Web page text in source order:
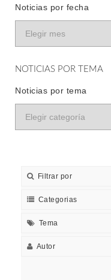
Noticias por fecha
NOTICIAS POR TEMA
Noticias por tema
Filtrar por
Categorias
Tema
Autor